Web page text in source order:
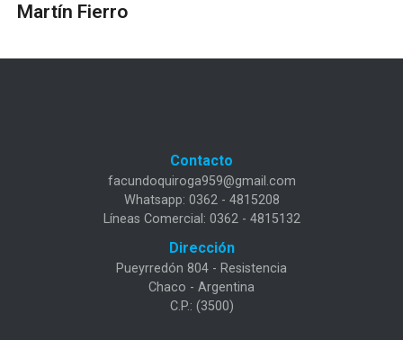
Martín Fierro
Contacto
facundoquiroga959@gmail.com
Whatsapp: 0362 - 4815208
Líneas Comercial: 0362 - 4815132
Dirección
Pueyrredón 804 - Resistencia
Chaco - Argentina
C.P.: (3500)